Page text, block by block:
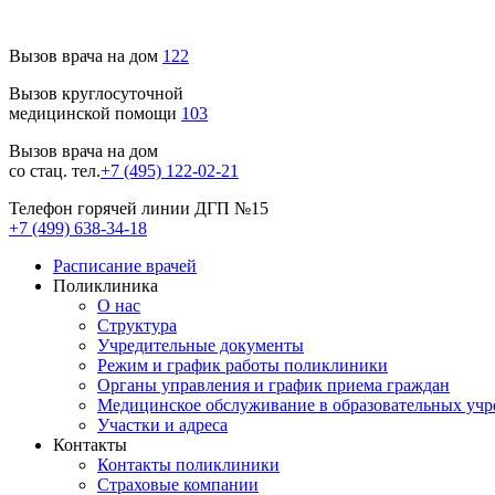
Вызов врача на дом 122
Вызов круглосуточной
медицинской помощи 103
Вызов врача на дом
со стац. тел.+7 (495) 122-02-21
Телефон горячей линии ДГП №15
+7 (499) 638-34-18
Расписание врачей
Поликлиника
О нас
Структура
Учредительные документы
Режим и график работы поликлиники
Органы управления и график приема граждан
Медицинское обслуживание в образовательных
Участки и адреса
Контакты
Контакты поликлиники
Страховые компании